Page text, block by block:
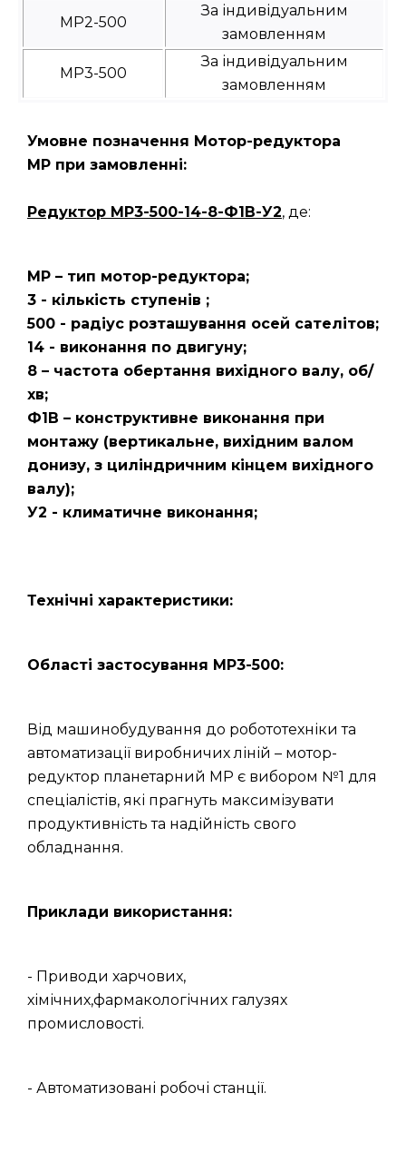
МР2-500
За індивідуальним
замовленням
МР3-500
За індивідуальним
замовленням
Умовне позначення Мотор-редуктора
МР при замовленні:
Редуктор МР3-500-14-8-Ф1В-У2, де:
МР – тип мотор-редуктора;
3 - кількість ступенів ;
500 - радіус розташування осей сателітов;
14 - виконання по двигуну;
8 – частота обертання вихідного валу, об/
хв;
Ф1В – конструктивне виконання при
монтажу (вертикальне, вихідним валом
донизу, з циліндричним кінцем вихідного
валу);
У2 - климатичне виконання;
Технічні характеристики:
Області застосування МР3-500:
Від машинобудування до робототехніки та
автоматизації виробничих ліній – мотор-
редуктор планетарний МР є вибором №1 для
спеціалістів, які прагнуть максимізувати
продуктивність та надійність свого
обладнання.
Приклади використання:
- Приводи харчових,
хімічних,фармакологічних галузях
промисловості.
- Автоматизовані робочі станції.